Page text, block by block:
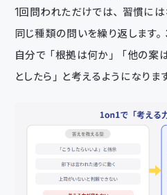
1回問われただけでは、習慣に
同じ種類の問いを繰り返します
自分で「根拠は何か」「他の案
としたら」と考えるようになります